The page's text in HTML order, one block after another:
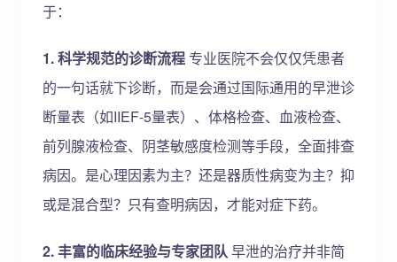
于：
1. 科学规范的诊断流程 专业医院不会仅仅凭患者
的一句话就下诊断，而是会通过国际通用的早泄诊
断量表（如IIEF-5量表）、体格检查、血液检查、
前列腺液检查、阴茎敏感度检测等手段，全面排查
病因。是心理因素为主？还是器质性病变为主？抑
或是混合型？只有查明病因，才能对症下药。
2. 丰富的临床经验与专家团队早泄的治疗并非简